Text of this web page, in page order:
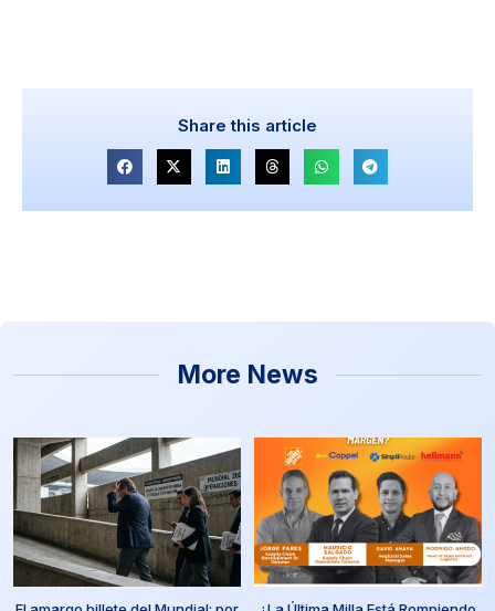
Share this article
More News